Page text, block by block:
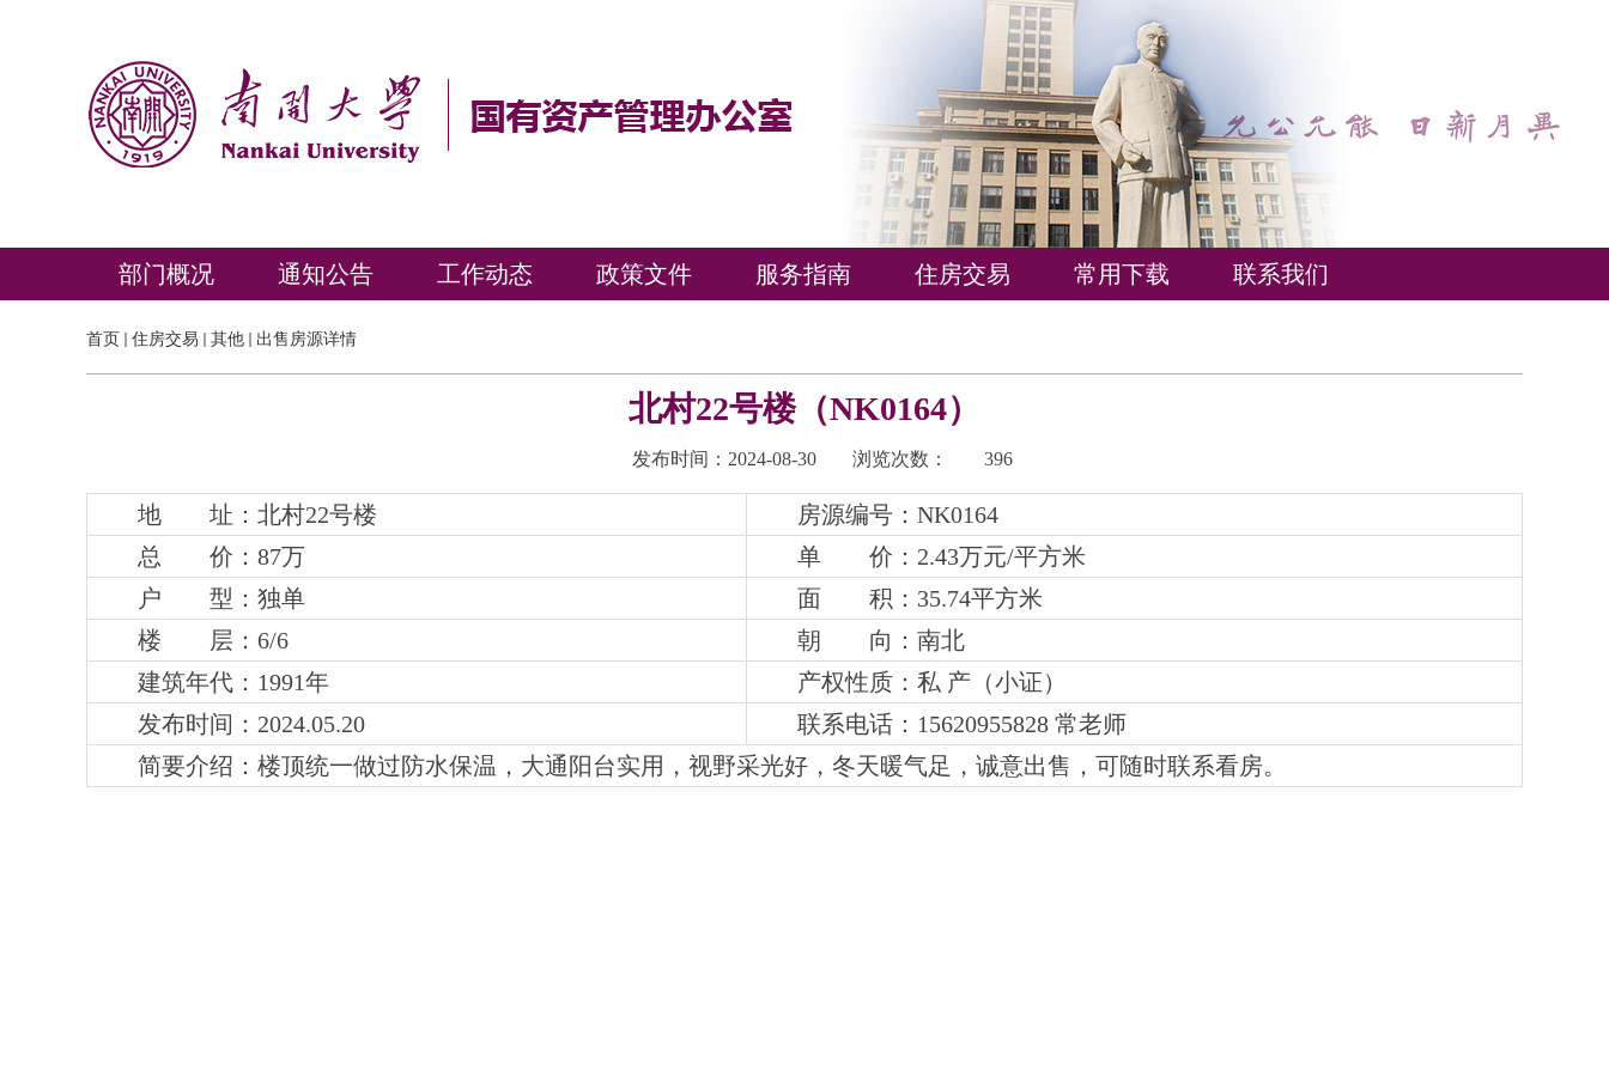
部门概况 通知公告 工作动态 政策文件 服务指南 住房交易 常用下载 联系我们
首页 住房交易 其他 出售房源详情
北村22号楼（NK0164）
发布时间：2024-08-30 浏览次数： 396
地 址：北村22号楼
房源编号：NK0164
总 价：87万
单 价：2.43万元/平方米
户 型：独单
面 积：35.74平方米
楼 层：6/6
朝 向：南北
建筑年代：1991年
产权性质：私 产（小证）
发布时间：2024.05.20
联系电话： 15620955828 常老师
简要介绍： 楼顶统一做过防水保温，大通阳台实用，视野采光好，冬天暖气足，诚意出售，可随时联系看房。